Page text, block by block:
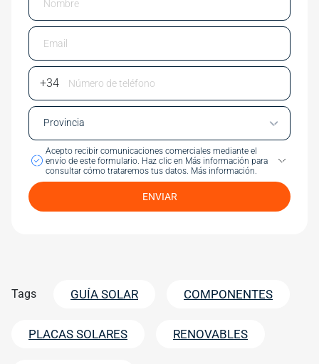
Email
Phone Number
Acepto recibir comunicaciones comerciales mediante el
envío de este formulario. Haz clic en Más información para
consultar cómo trataremos tus datos. Más información.
ENVIAR
Tags GUÍA SOLAR COMPONENTES
PLACAS SOLARES RENOVABLES